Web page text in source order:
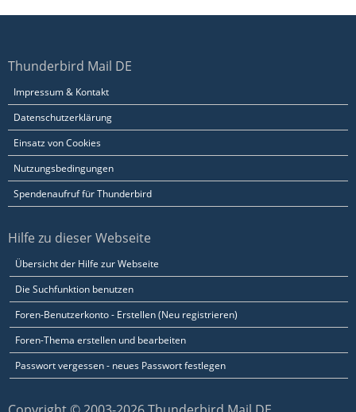
Thunderbird Mail DE
Impressum & Kontakt
Datenschutzerklärung
Einsatz von Cookies
Nutzungsbedingungen
Spendenaufruf für Thunderbird
Hilfe zu dieser Webseite
Übersicht der Hilfe zur Webseite
Die Suchfunktion benutzen
Foren-Benutzerkonto - Erstellen (Neu registrieren)
Foren-Thema erstellen und bearbeiten
Passwort vergessen - neues Passwort festlegen